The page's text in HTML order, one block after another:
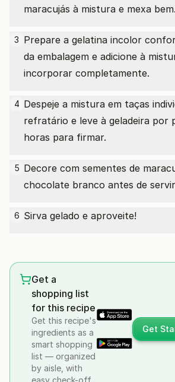
maracujás à mistura e mexa bem.
3 Prepare a gelatina incolor
da embalagem e adicione à
incorporar completamente.
4 Despeje a mistura em taças
refratário e leve à geladeira por
horas para firmar.
5 Decore com sementes de
chocolate branco antes de
6 Sirva gelado e aproveite!
Get a
shopping list
for this recipe
Get this recipe's
ingredients as a
smart shopping
list — organized
by aisle, with
easy check-off.
Get